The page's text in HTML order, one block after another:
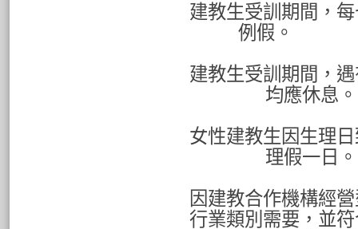
建教生受訓期間，
例假。
建教生受訓期間，
均應休息。
女性建教生因生理
理假一日。
因建教合作機構經
行業類別需要，並